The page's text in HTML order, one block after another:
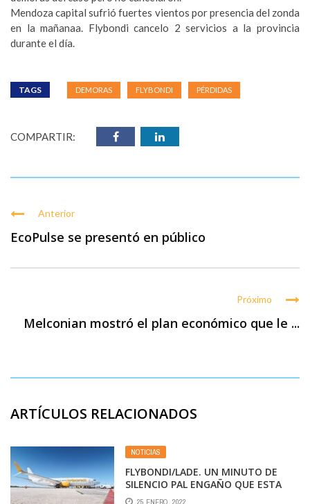
Mendoza capital sufrió fuertes vientos por presencia del zonda
en la mañanaa. Flybondi cancelo 2 servicios a la provincia
durante el día.
TAGS DEMORAS FLYBONDI PÉRDIDAS
COMPARTIR:
Anterior
EcoPulse se presentó en público
Próximo
Melconian mostró el plan económico que le ...
ARTÍCULOS RELACIONADOS
NOTICIAS
FLYBONDI/LADE. UN MINUTO DE
SILENCIO PAL ENGAÑO QUE ESTA
MUERTO. NO FUERON LOS